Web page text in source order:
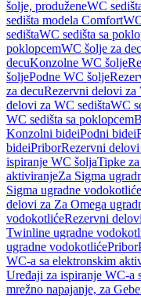
šolje, produženeWC
sedišta modela Comfort
sedištaWC sedišta sa
poklopcemWC šolje za
decuKonzolne WC šolje
šoljePodne WC šolje
za decuRezervni delovi za
delovi za WC sedištaWC
WC sedišta sa poklopcem
Konzolni bideiPodni bidei
bideiPriborRezervni
ispiranje WC šoljaTipke
aktiviranjeZa Sigma
Sigma ugradne vodokotliće
delovi za Za Omega
vodokotlićeRezervni
Twinline ugradne
ugradne vodokotlićePribor
WC-a sa elektronskim
Uređaji za ispiranje WC-a
mrežno napajanje, za